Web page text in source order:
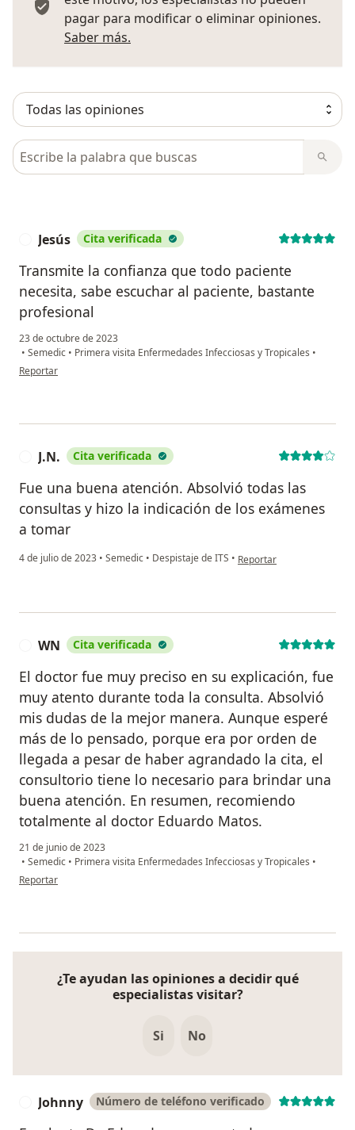
pagar para modificar o eliminar opiniones.
Saber más.
Busca en opiniones
Jesús Cita verificada
Transmite la confianza que todo paciente
necesita, sabe escuchar al paciente, bastante
profesional
23 de octubre de 2023
• Semedic • Primera visita Enfermedades Infecciosas y Tropicales •
en opinión del usuario Jesús
Reportar
J.N. Cita verificada
Fue una buena atención. Absolvió todas las
consultas y hizo la indicación de los exámenes
a tomar
4 de julio de 2023 • Semedic • Despistaje de ITS • en opinión del usuario J.N.
Reportar
WN Cita verificada
El doctor fue muy preciso en su explicación, fue
muy atento durante toda la consulta. Absolvió
mis dudas de la mejor manera. Aunque esperé
más de lo pensado, porque era por orden de
llegada a pesar de haber agrandado la cita, el
consultorio tiene lo necesario para brindar una
buena atención. En resumen, recomiendo
totalmente al doctor Eduardo Matos.
21 de junio de 2023
• Semedic • Primera visita Enfermedades Infecciosas y Tropicales •
en opinión del usuario WN
Reportar
¿Te ayudan las opiniones a decidir qué
especialistas visitar?
Si No
Johnny Número de teléfono verificado